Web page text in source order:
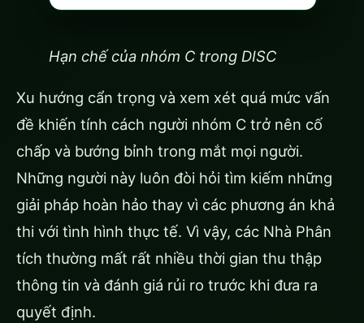
Hạn chế của nhóm C trong DISC
Xu hướng cẩn trọng và xem xét quá mức vấn
đề khiến tính cách người nhóm C trở nên cố
chấp và bướng bỉnh trong mắt mọi người.
Những người này luôn đòi hỏi tìm kiếm những
giải pháp hoàn hảo thay vì các phương án khả
thi với tình hình thực tế. Vì vậy, các Nhà Phân
tích thường mất rất nhiều thời gian thu thập
thông tin và đánh giá rủi ro trước khi đưa ra
quyết định.